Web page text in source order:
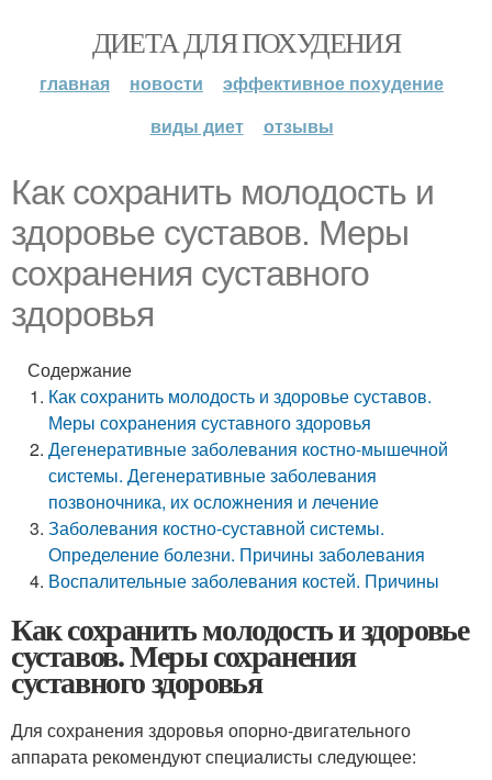
ДИЕТА ДЛЯ ПОХУДЕНИЯ
главная новости
эффективное похудение
виды диет
отзывы
Как сохранить молодость и
здоровье суставов. Меры
сохранения суставного
здоровья
Содержание
Как сохранить молодость и здоровье суставов.
Меры сохранения суставного здоровья
Дегенеративные заболевания костно-мышечной
системы. Дегенеративные заболевания
позвоночника, их осложнения и лечение
Заболевания костно-суставной системы.
Определение болезни. Причины заболевания
Воспалительные заболевания костей. Причины
Как сохранить молодость и здоровье
суставов. Меры сохранения
суставного здоровья
Для сохранения здоровья опорно-двигательного
аппарата рекомендуют специалисты следующее: